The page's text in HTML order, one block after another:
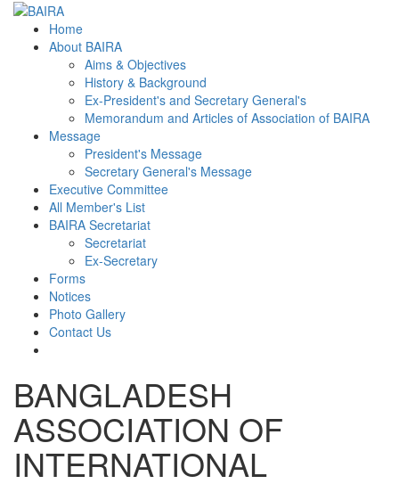
Home
About BAIRA
Aims & Objectives
History & Background
Ex-President's and Secretary General's
Memorandum and Articles of Association of BAIRA
Message
President's Message
Secretary General's Message
Executive Committee
All Member's List
BAIRA Secretariat
Secretariat
Ex-Secretary
Forms
Notices
Photo Gallery
Contact Us
BANGLADESH
ASSOCIATION OF
INTERNATIONAL